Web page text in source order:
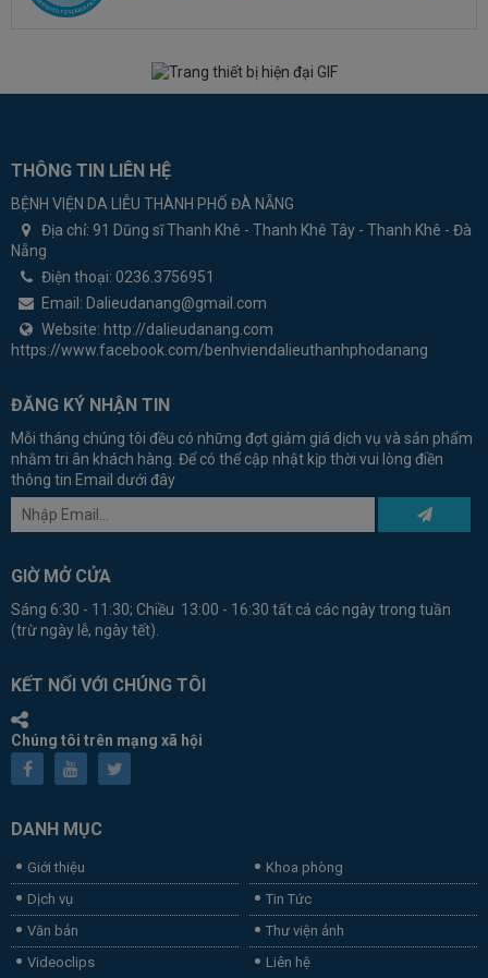
THÔNG TIN LIÊN HỆ
BỆNH VIỆN DA LIỄU THÀNH PHỐ ĐÀ NẴNG
Địa chỉ: 91 Dũng sĩ Thanh Khê - Thanh Khê Tây - Thanh Khê - Đà
Nẵng
Điện thoại: 0236.3756951
Email: Dalieudanang@gmail.com
Website: http://dalieudanang.com
https://www.facebook.com/benhviendalieuthanhphodanang
ĐĂNG KÝ NHẬN TIN
Mỗi tháng chúng tôi đều có những đợt giảm giá dịch vụ và sản phẩm
nhằm tri ân khách hàng. Để có thể cập nhật kịp thời vui lòng điền
thông tin Email dưới đây
GIỜ MỞ CỬA
Sáng 6:30 - 11:30; Chiều 13:00 - 16:30 tất cả các ngày trong tuần
(trừ ngày lễ, ngày tết).
KẾT NỐI VỚI CHÚNG TÔI
Chúng tôi trên mạng xã hội
DANH MỤC
Giới thiệu
Khoa phòng
Dịch vụ
Tin Tức
Văn bản
Thư viện ảnh
Videoclips
Liên hệ